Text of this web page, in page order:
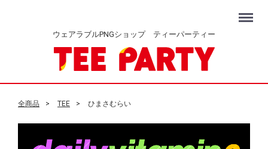
ウェアラブルPNGショップ ティーパーティー
Menu
全商品 TEE ひまさむらい